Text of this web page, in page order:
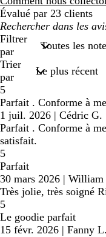
Évalué par 23 clients
Mes
recherches
saisies
Filtrer
par
Trier
par
5
Parfait . Conforme à
1 juil. 2026 | Cédric G.
Parfait . Conforme à
satisfait.
5
Parfait
30 mars 2026 | William
Très jolie, très soigné
5
Le goodie parfait
15 févr. 2026 | Fanny L.